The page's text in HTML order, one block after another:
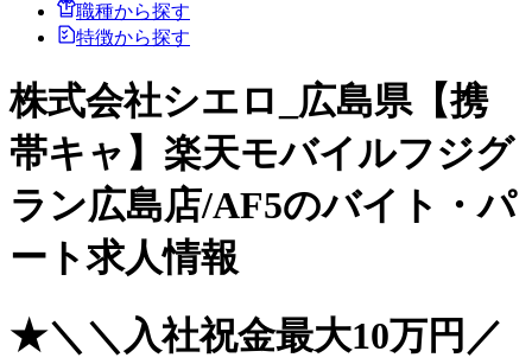
職種から探す
特徴から探す
株式会社シエロ_広島県【携
帯キャ】楽天モバイルフジグ
ラン広島店/AF5のバイト・パ
ート求人情報
★＼＼入社祝金最大10万円／